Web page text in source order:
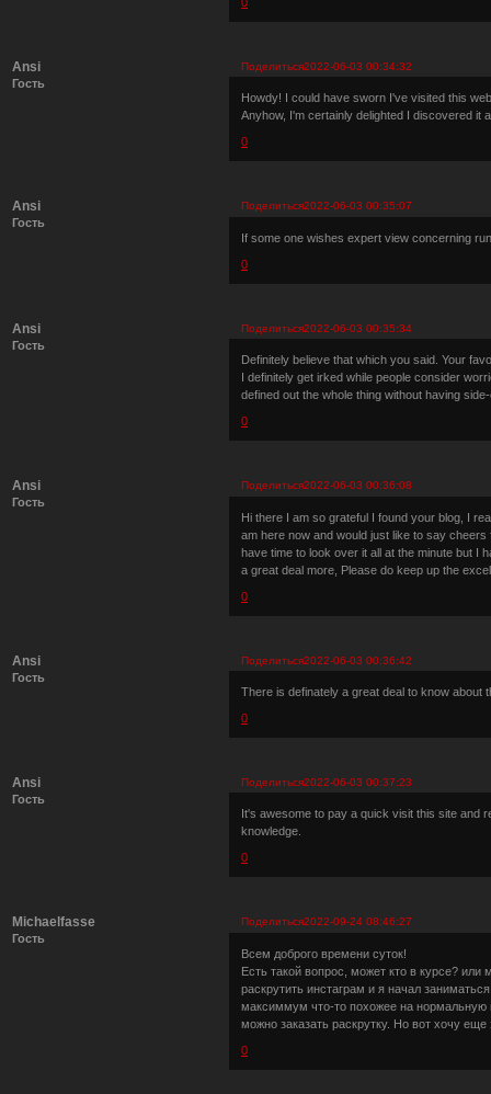
Поделиться2022-06-03 00:34:32
Ansi
Гость
Howdy! I could have sworn I've visited this
Anyhow, I'm certainly delighted I discovered it
0
Поделиться2022-06-03 00:35:07
Ansi
Гость
If some one wishes expert view concerning
0
Поделиться2022-06-03 00:35:34
Ansi
Гость
Definitely believe that which you said. Your
I definitely get irked while people consider
defined out the whole thing without having
0
Поделиться2022-06-03 00:36:08
Ansi
Гость
Hi there I am so grateful I found your blog, I
am here now and would just like to say
have time to look over it all at the minute but I
a great deal more, Please do keep up the
0
Поделиться2022-06-03 00:36:42
Ansi
Гость
There is definately a great deal to know about
0
Поделиться2022-06-03 00:37:23
Ansi
Гость
It's awesome to pay a quick visit this site and
knowledge.
0
Поделиться2022-09-24 08:46:27
Michaelfasse
Гость
Всем доброго времени суток!
Есть такой вопрос, может кто в курсе?
раскрутить инстаграм и я начал
максиммум что-то похожее на нормальную
можно заказать раскрутку. Но вот хочу
0